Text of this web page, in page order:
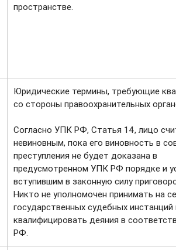
пространстве.
Юридические термины, требующие
со стороны правоохранительных
Согласно УПК РФ, Статья 14, лицо
невиновным, пока его виновность в
преступления не будет доказана в
предусмотренном УПК РФ порядке и
вступившим в законную силу
Никто не уполномочен принимать на
государственных судебных инстанций
квалифицировать деяния в
РФ.